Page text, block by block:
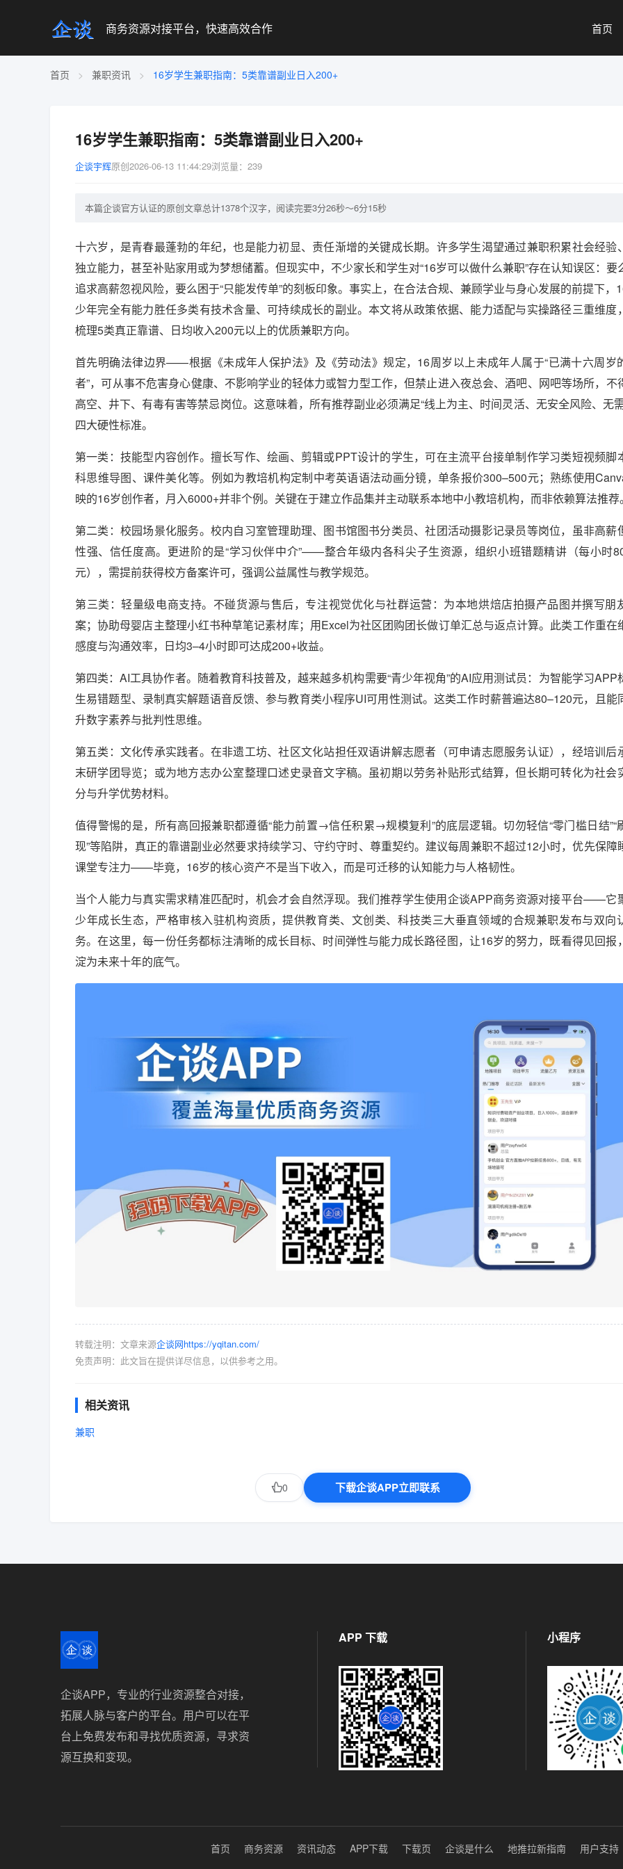
商务资源对接平台，快速高效合作 首页
首页 > 兼职资讯 > 16岁学生兼职指南：5类靠谱副业日入200+
16岁学生兼职指南：5类靠谱副业日入200+
企谈宇辉原创2026-06-13 11:44:29浏览量：239
本篇企谈官方认证的原创文章总计1378个汉字，阅读完要3分26秒～6分15秒
十六岁，是青春最蓬勃的年纪，也是能力初显、责任渐增的关键成长期。许多学生渴望通过兼职积累社会经验
独立能力，甚至补贴家用或为梦想储蓄。但现实中，不少家长和学生对“16岁可以做什么兼职”存在认知误区：要
追求高薪忽视风险，要么困于“只能发传单”的刻板印象。事实上，在合法合规、兼顾学业与身心发展的前提下，
少年完全有能力胜任多类有技术含量、可持续成长的副业。本文将从政策依据、能力适配与实操路径三重维度
梳理5类真正靠谱、日均收入200元以上的优质兼职方向。
首先明确法律边界——根据《未成年人保护法》及《劳动法》规定，16周岁以上未成年人属于“已满十六周岁
者”，可从事不危害身心健康、不影响学业的轻体力或智力型工作，但禁止进入夜总会、酒吧、网吧等场所，不
高空、井下、有毒有害等禁忌岗位。这意味着，所有推荐副业必须满足“线上为主、时间灵活、无安全风险、无
四大硬性标准。
第一类：技能型内容创作。擅长写作、绘画、剪辑或PPT设计的学生，可在主流平台接单制作学习类短视频脚
科思维导图、课件美化等。例如为教培机构定制中考英语语法动画分镜，单条报价300–500元；熟练使用
映的16岁创作者，月入6000+并非个例。关键在于建立作品集并主动联系本地中小教培机构，而非依赖算法推荐
第二类：校园场景化服务。校内自习室管理助理、图书馆图书分类员、社团活动摄影记录员等岗位，虽非高薪
性强、信任度高。更进阶的是“学习伙伴中介”——整合年级内各科尖子生资源，组织小班错题精讲（每小时
元），需提前获得校方备案许可，强调公益属性与教学规范。
第三类：轻量级电商支持。不碰货源与售后，专注视觉优化与社群运营：为本地烘焙店拍摄产品图并撰写朋
案；协助母婴店主整理小红书种草笔记素材库；用Excel为社区团购团长做订单汇总与返点计算。此类工作重在
感度与沟通效率，日均3–4小时即可达成200+收益。
第四类：AI工具协作者。随着教育科技普及，越来越多机构需要“青少年视角”的AI应用测试员：为智能学习APP
生易错题型、录制真实解题语音反馈、参与教育类小程序UI可用性测试。这类工作时薪普遍达80–120元，且能
升数字素养与批判性思维。
第五类：文化传承实践者。在非遗工坊、社区文化站担任双语讲解志愿者（可申请志愿服务认证），经培训后
末研学团导览；或为地方志办公室整理口述史录音文字稿。虽初期以劳务补贴形式结算，但长期可转化为社会
分与升学优势材料。
值得警惕的是，所有高回报兼职都遵循“能力前置→信任积累→规模复利”的底层逻辑。切勿轻信“零门槛日结”“
现”等陷阱，真正的靠谱副业必然要求持续学习、守约守时、尊重契约。建议每周兼职不超过12小时，优先保障
课堂专注力——毕竟，16岁的核心资产不是当下收入，而是可迁移的认知能力与人格韧性。
当个人能力与真实需求精准匹配时，机会才会自然浮现。我们推荐学生使用企谈APP商务资源对接平台——它
少年成长生态，严格审核入驻机构资质，提供教育类、文创类、科技类三大垂直领域的合规兼职发布与双向
务。在这里，每一份任务都标注清晰的成长目标、时间弹性与能力成长路径图，让16岁的努力，既看得见回报
淀为未来十年的底气。
转载注明：文章来源企谈网https://yqitan.com/
免责声明：此文旨在提供详尽信息，以供参考之用。
相关资讯
兼职
0 下载企谈APP立即联系
企谈APP，专业的行业资源整合对接，
拓展人脉与客户的平台。用户可以在平
台上免费发布和寻找优质资源，寻求资
源互换和变现。
APP 下载 小程序
首页 商务资源 资讯动态 APP下载 下载页 企谈是什么 地推拉新指南 用户支持